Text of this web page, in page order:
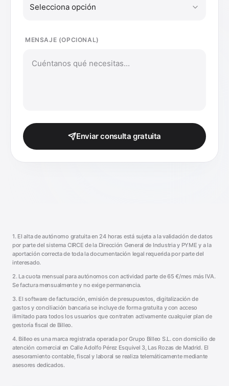
Selecciona opción
MENSAJE (OPCIONAL)
Enviar consulta gratuita
1. El alta de autónomo gratuita en 24 horas está sujeta a la validación de datos
por parte del sistema CIRCE de la Dirección General de Industria y PYME y a la
aportación correcta de toda la documentación legal requerida por parte del
interesado.
2. La cuota mensual para autónomos con actividad parte de65 €/mes más IVA.
Se factura mensualmente y no exige permanencia.
3. El software de facturación, emisión de presupuestos, digitalización de
gastos y conciliación bancaria se incluye de forma gratuita y con acceso
ilimitado para todos los usuarios que contraten activamente cualquier plan de
gestoría fiscal de Billeo.
4. Billeo es una marca registrada operada porGrupo Billeo S.L. con domicilio de
atención comercial en Calle Adolfo Pérez Esquivel 3, Las Rozas de Madrid. El
asesoramiento contable, fiscal y laboral se realiza telemáticamente mediante
asesores dedicados.